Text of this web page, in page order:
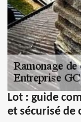
Lot : guide
et sécurisé de